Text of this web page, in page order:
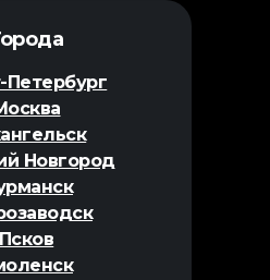
Петербург
Новгород
Псков